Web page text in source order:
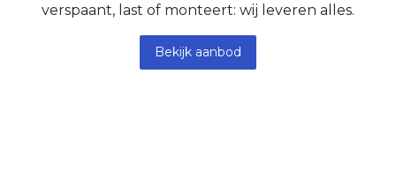
verspaant, last of monteert: wij leveren alles.
Bekijk aanbod